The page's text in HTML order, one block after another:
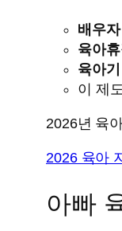
배우
육아
육아
이 제
2026년 육
2026 육아
아빠